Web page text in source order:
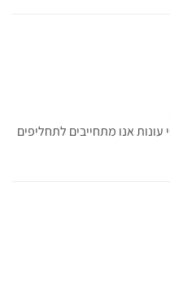
אנו מתחייבים לתחליפים